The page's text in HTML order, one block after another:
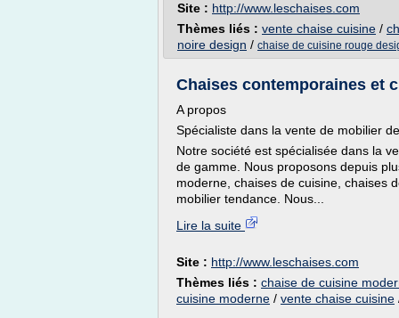
Site : http://www.leschaises.com
Thèmes liés : vente chaise cuisine /
noire design / chaise de cuisine rouge
Chaises contemporaines et
A propos
Spécialiste dans la vente de mobilier
Notre société est spécialisée dans la
de gamme. Nous proposons depuis
moderne, chaises de cuisine, chaises
mobilier tendance. Nous...
Lire la suite
Site : http://www.leschaises.com
Thèmes liés : chaise de cuisine
cuisine moderne / vente chaise cuisine